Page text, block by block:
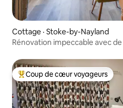
Cottage · Stoke-by-Nayland
Rénovation impeccable avec
Coup de cœur voyageurs parmi
Coup de cœur voyageurs